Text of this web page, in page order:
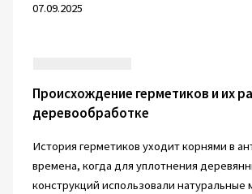
07.09.2025
Происхождение герметиков и их
деревообработке
История герметиков уходит корнями в
времена, когда для уплотнения
конструкций использовали